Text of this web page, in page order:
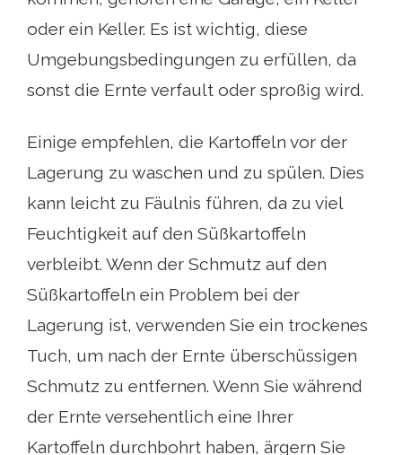
oder ein Keller. Es ist wichtig, diese
Umgebungsbedingungen zu erfüllen, da
sonst die Ernte verfault oder sproßig wird.
Einige empfehlen, die Kartoffeln vor der
Lagerung zu waschen und zu spülen. Dies
kann leicht zu Fäulnis führen, da zu viel
Feuchtigkeit auf den Süßkartoffeln
verbleibt. Wenn der Schmutz auf den
Süßkartoffeln ein Problem bei der
Lagerung ist, verwenden Sie ein trockenes
Tuch, um nach der Ernte überschüssigen
Schmutz zu entfernen. Wenn Sie während
der Ernte versehentlich eine Ihrer
Kartoffeln durchbohrt haben, ärgern Sie